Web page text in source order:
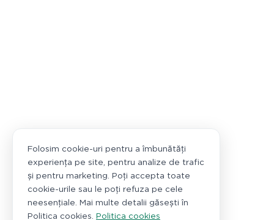
Folosim cookie-uri pentru a îmbunătăți
experiența pe site, pentru analize de trafic
și pentru marketing. Poți accepta toate
cookie-urile sau le poți refuza pe cele
neesențiale. Mai multe detalii găsești în
Politica cookies.
Politica cookies